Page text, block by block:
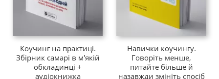
Коучинг на практиці.
Збірник самарі в м'якій
обкладинці +
аудіокнижка
Навички коучингу.
Говоріть менше,
питайте більше й
назавжди змініть спосіб